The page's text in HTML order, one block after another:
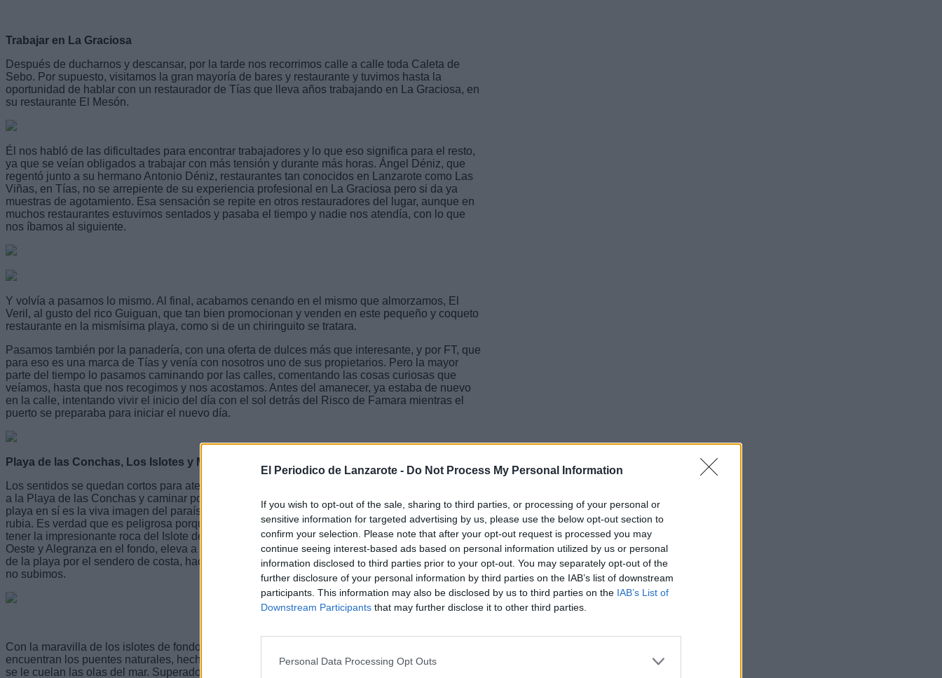
El Periodico de Lanzarote - Do Not Process My Personal Information
If you wish to opt-out of the sale, sharing to third parties, or processing of your personal or
sensitive information for targeted advertising by us, please use the below opt-out section to
confirm your selection. Please note that after your opt-out request is processed you may
continue seeing interest-based ads based on personal information utilized by us or personal
information disclosed to third parties prior to your opt-out. You may separately opt-out of the
further disclosure of your personal information by third parties on the IAB’s list of downstream
participants. This information may also be disclosed by us to third parties on the IAB’s List of
Downstream Participants that may further disclose it to other third parties.
Personal Data Processing Opt Outs
Trabajar en La Graciosa
Después de ducharnos y descansar, por la tarde nos recorrimos calle a calle toda Caleta de
Sebo. Por supuesto, visitamos la gran mayoría de bares y restaurante y tuvimos hasta la
oportunidad de hablar con un restaurador de Tías que lleva años trabajando en La Graciosa, en
su restaurante El Mesón.
Él nos habló de las dificultades para encontrar trabajadores y lo que eso significa para el resto,
ya que se veían obligados a trabajar con más tensión y durante más horas. Ángel Déniz, que
regentó junto a su hermano Antonio Déniz, restaurantes tan conocidos en Lanzarote como Las
Viñas, en Tías, no se arrepiente de su experiencia profesional en La Graciosa pero si da ya
muestras de agotamiento. Esa sensación se repite en otros restauradores del lugar, aunque en
muchos restaurantes estuvimos sentados y pasaba el tiempo y nadie nos atendía, con lo que
nos íbamos al siguiente.
Y volvía a pasarnos lo mismo. Al final, acabamos cenando en el mismo que almorzamos, El
Veril, al gusto del rico Guiguan, que tan bien promocionan y venden en este pequeño y coqueto
restaurante en la mismísima playa, como si de un chiringuito se tratara.
Pasamos también por la panadería, con una oferta de dulces más que interesante, y por FT, que
para eso es una marca de Tías y venía con nosotros uno de sus propietarios. Pero la mayor
parte del tiempo lo pasamos caminando por las calles, comentando las cosas curiosas que
veíamos, hasta que nos recogimos y nos acostamos. Antes del amanecer, ya estaba de nuevo
en la calle, intentando vivir el inicio del día con el sol detrás del Risco de Famara mientras el
puerto se preparaba para iniciar el nuevo día.
Playa de las Conchas, Los Islotes y Montaña Bermeja
Los sentidos se quedan cortos para atender el fogonazo de belleza que se viene al aproximarse
a la Playa de las Conchas y caminar por su orilla hacia el este, hacia Montaña Bermeja. La
playa en sí es la viva imagen del paraíso con sus aguas transparentes y su abundante arena
rubia. Es verdad que es peligrosa porque tiene mucha corriente pero eso no se ve. Además,
tener la impresionante roca del Islote de Montaña Clara en primer plano, seguida del Roque del
Oeste y Alegranza en el fondo, eleva a la enésima potencia la sensación paradisiaca. Salimos
de la playa por el sendero de costa, hacia el este, entre el mar y Montaña Bermeja, a cuyo pico
no subimos.
Con la maravilla de los islotes de fondo, avanzamos y llegamos a la zona rocosa en el que se
encuentran los puentes naturales, hechos por la erosión, en la misma orilla de mar, por donde
se le cuelan las olas del mar. Superados los tres o cuatro kilómetros de este tramo, volvemos a